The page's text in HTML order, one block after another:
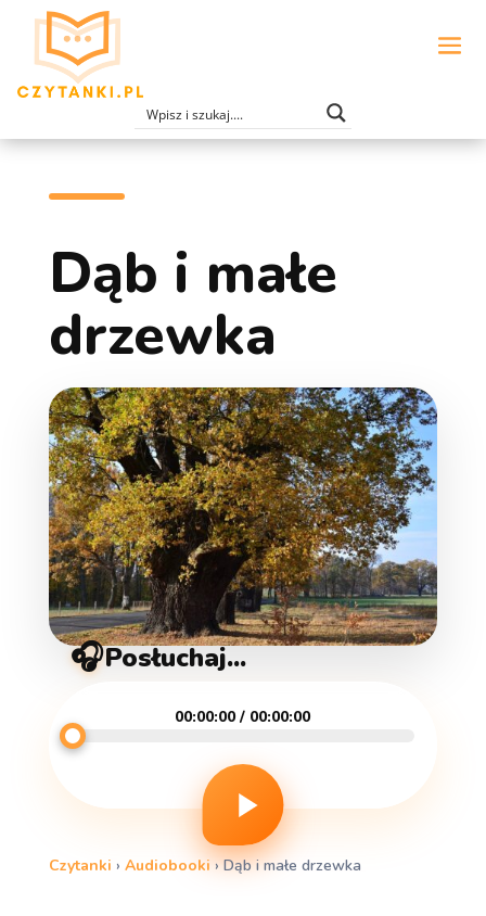
Dąb i małe
drzewka
🎧Posłuchaj...
00:00:00 / 00:00:00
Czytanki › Audiobooki›Dąb i małe drzewka